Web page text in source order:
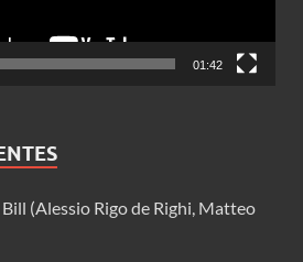
01:42
(Alessio Rigo de Righi, Matteo